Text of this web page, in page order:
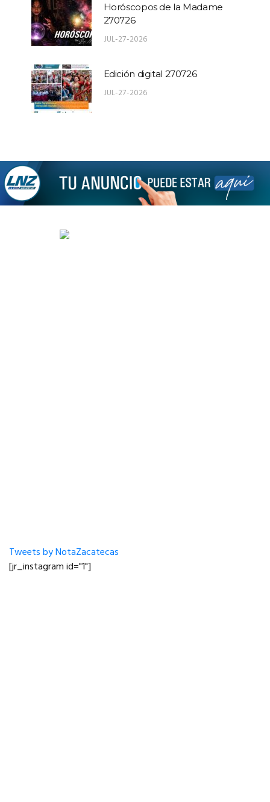
Horóscopos de la Madame
270726
JUL-27-2026
Edición digital 270726
JUL-27-2026
Tweets by NotaZacatecas
[jr_instagram id="1"]